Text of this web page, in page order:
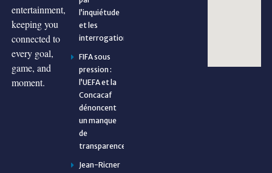
entertainment,
keeping you
connected to
every goal,
game, and
moment.
l’inquiétude
et les
interrogations
FIFA sous
pression :
l’UEFA et la
Concacaf
dénoncent
un manque
de
transparence
Jean-Ricner